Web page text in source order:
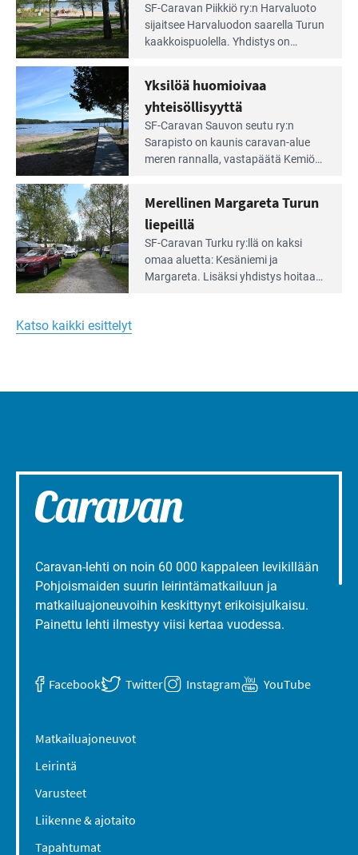
Lue
Leirintäoppaan
artikkeli:
Meren
äärellä
ja
vehreän
virkistysalueen
laidalla
SF-Caravan Piikkiö ry:n Harvaluoto
sijait­see Harvaluodon saarella Turun
kaakkois­puolella. Yhdistys on
virkistysalueesta.
Lue
Leirintäoppaan
artikkeli:
Yksilöä
huomioivaa
yhteisöllisyyttä
Yksilöä huomioivaa
yhteisöllisyyttä
SF-Caravan Sauvon seutu ry:n
Sarapisto on kaunis caravan-alue
meren rannalla, vasta­päätä Kemiön
kymmenen paikkaa ilman sähköä.
Lue
Leirintäoppaan
artikkeli:
Merellinen
Turun
liepeillä
Merellinen Margareta Turun
liepeillä
SF-Caravan Turku ry:llä on kaksi
omaa aluet­ta: Kesäniemi ja
Margareta. Lisäksi yhdis­tys hoitaa
Katso kaikki esittelyt
Caravan-lehti on noin 60 000 kappaleen levikillään
Pohjoismaiden suurin leirintämatkailuun ja
matkailuajoneuvoihin keskittynyt erikoisjulkaisu.
Painettu lehti ilmestyy viisi kertaa vuodessa.
Facebook Twitter Instagram YouTube
Matkailuajoneuvot
Leirintä
Varusteet
Liikenne & ajotaito
Tapahtumat